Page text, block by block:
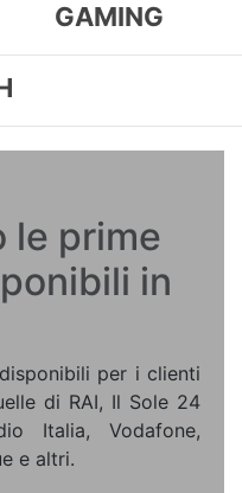
GAMING
le prime
in
per i clienti
di RAI, Il Sole 24
Italia, Vodafone,
e altri.